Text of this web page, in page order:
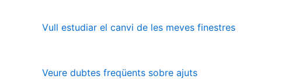
Vull estudiar el canvi de les meves finestres
Veure dubtes freqüents sobre ajuts